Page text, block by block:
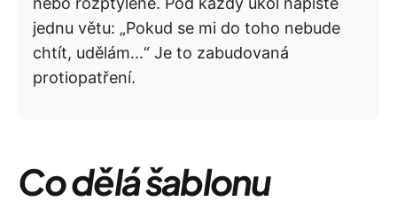
jednu větu: „Pokud se mi do toho nebude
chtít, udělám...“ Je to zabudovaná
protiopatření.
Co dělá šablonu